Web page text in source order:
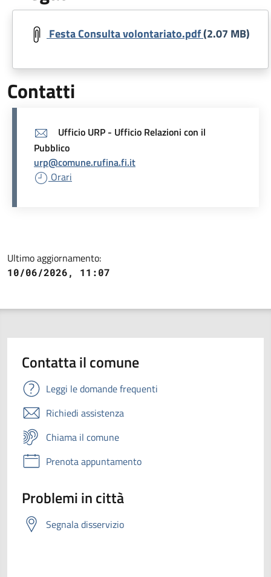
Document
Festa Consulta volontariato.pdf(2.07 MB)
Contatti
Ufficio URP - Ufficio Relazioni con il
Pubblico
urp@comune.rufina.fi.it
Orari
Ultimo aggiornamento:
10/06/2026, 11:07
Contatta il comune
Leggi le domande frequenti
Richiedi assistenza
Chiama il comune
Prenota appuntamento
Problemi in città
Segnala disservizio